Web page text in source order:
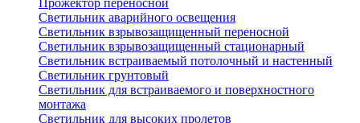
Прожектор переносной
Светильник аварийного освещения
Светильник взрывозащищенный переносной
Светильник взрывозащищенный стационарный
Светильник встраиваемый потолочный и настенный
Светильник грунтовый
Светильник для встраиваемого и поверхностного
монтажа
Светильник для высоких пролетов